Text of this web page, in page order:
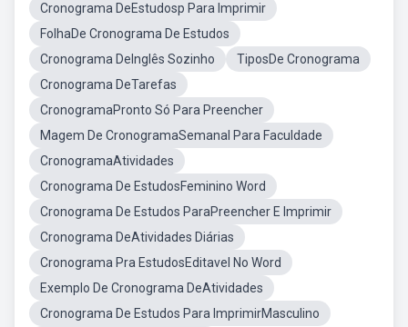
Cronograma DeEstudosp Para Imprimir
FolhaDe Cronograma De Estudos
Cronograma DeInglês Sozinho
TiposDe Cronograma
Cronograma DeTarefas
CronogramaPronto Só Para Preencher
Magem De CronogramaSemanal Para Faculdade
CronogramaAtividades
Cronograma De EstudosFeminino Word
Cronograma De Estudos ParaPreencher E Imprimir
Cronograma DeAtividades Diárias
Cronograma Pra EstudosEditavel No Word
Exemplo De Cronograma DeAtividades
Cronograma De Estudos Para ImprimirMasculino